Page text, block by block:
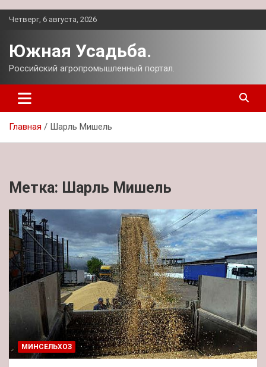
Перейти
Четверг, 6 августа, 2026
Южная Усадьба.
Российский агропромышленный портал.
Главная Шарль Мишель
Метка: Шарль Мишель
МИНСЕЛЬХОЗ